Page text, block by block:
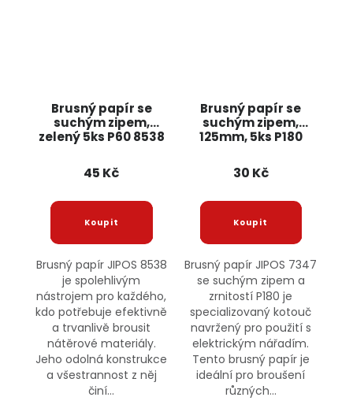
Brusný papír se
suchým zipem,
zelený 5ks P60 8538
45 Kč
Brusný papír JIPOS 8538
je spolehlivým
nástrojem pro každého,
kdo potřebuje efektivně
a trvanlivě brousit
nátěrové materiály.
Jeho odolná konstrukce
a všestrannost z něj
činí...
Brusný papír se
suchým zipem,
125mm, 5ks P180
30 Kč
Brusný papír JIPOS 7347
se suchým zipem a
zrnitostí P180 je
specializovaný kotouč
navržený pro použití s
elektrickým nářadím.
Tento brusný papír je
ideální pro broušení
různých...